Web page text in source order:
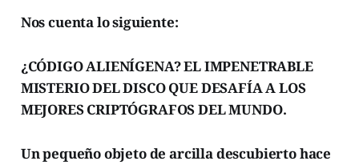
Nos cuenta lo siguiente:
¿CÓDIGO ALIENÍGENA? EL IMPENETRABLE
MISTERIO DEL DISCO QUE DESAFÍA A LOS
MEJORES CRIPTÓGRAFOS DEL MUNDO.
Un pequeño objeto de arcilla descubierto hace